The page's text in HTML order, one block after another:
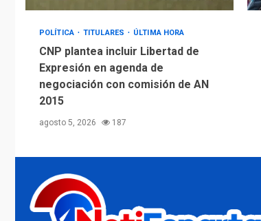
POLÍTICA TITULARES ÚLTIMA HORA
CNP plantea incluir Libertad de
Expresión en agenda de
negociación con comisión de AN
2015
agosto 5, 2026 187